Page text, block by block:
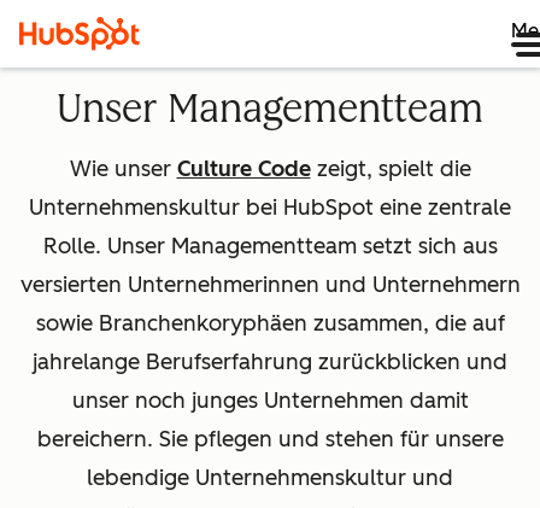
Unser Managementteam
Wie unser Culture Codezeigt, spielt die
Unternehmenskultur bei HubSpot eine zentrale
Rolle. Unser Managementteam setzt sich aus
versierten Unternehmerinnen und Unternehmern
sowie Branchenkoryphäen zusammen, die auf
jahrelange Berufserfahrung zurückblicken und
unser noch junges Unternehmen damit
bereichern. Sie pflegen und stehen für unsere
lebendige Unternehmenskultur und